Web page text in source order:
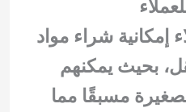
إمكانية شراء مواد
بحيث يمكنهم
مسبقًا مما